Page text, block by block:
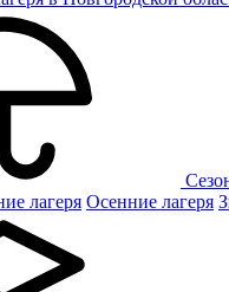
лагеря Осенние лагеря